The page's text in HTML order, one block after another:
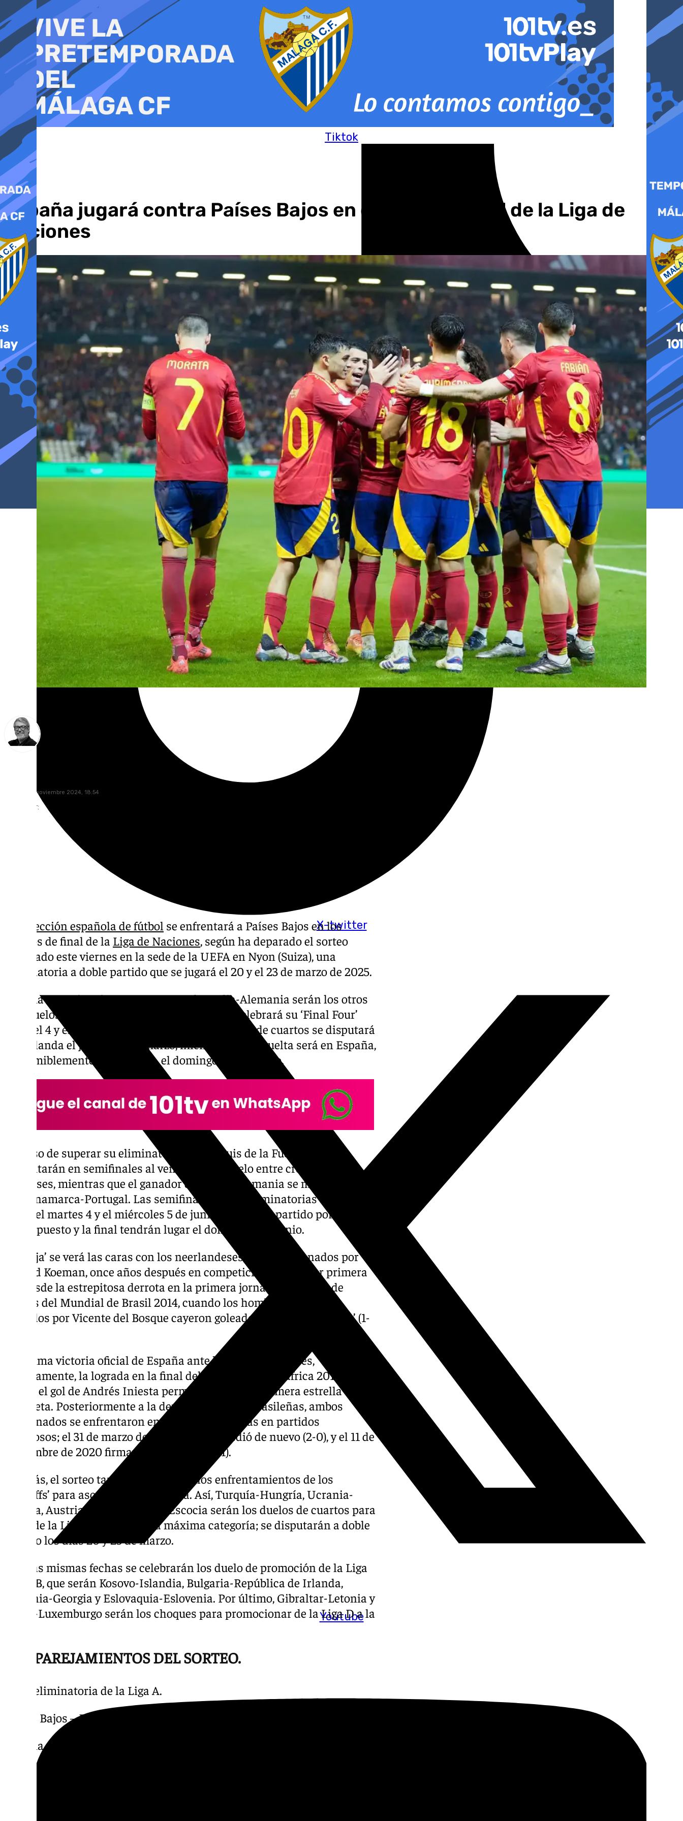
al
contenido
Tiktok
X-twitter
Youtube
España jugará contra Países Bajos en cuartos de final de la Liga de
Naciones
viernes, 22 noviembre 2024, 18:54
Compartir:
selección española de fútbol se enfrentará a Países Bajos en los
cuartos de final de la Liga de Naciones, según ha deparado el sorteo
celebrado este viernes en la sede de la UEFA en Nyon (Suiza), una
eliminatoria a doble partido que se jugará el 20 y el 23 de marzo de 2025.
Croacia-Francia, Dinamarca-Portugal e Italia-Alemania serán los otros
tres duelos de cuartos de la competición, que celebrará su ‘Final Four’
entre el 4 y el 8 de junio. La ida de la eliminatoria de cuartos se disputará
en Holanda el jueves 20 de marzo, mientras que la vuelta será en España,
presumiblemente en Valencia, el domingo 23 de marzo.
En caso de superar su eliminatoria, los de Luis de la Fuente se
enfrentarán en semifinales al vencedor del duelo entre croatas y
franceses, mientras que el ganador del Italia-Alemania se medirá con el
del Dinamarca-Portugal. Las semifinales serán eliminatorias a partido
único el martes 4 y el miércoles 5 de junio de 2025; el partido por el
tercer puesto y la final tendrán lugar el domingo 8 de junio.
‘La Roja’ se verá las caras con los neerlandeses, ahora entrenados por
Ronald Koeman, once años después en competición oficial, por primera
vez desde la estrepitosa derrota en la primera jornada de la fase de
grupos del Mundial de Brasil 2014, cuando los hombres entonces
dirigidos por Vicente del Bosque cayeron goleados frente a la ‘Oranje’ (1-
La última victoria oficial de España ante los neerlandeses es,
precisamente, la lograda en la final del Mundial de Sudáfrica 2010,
donde el gol de Andrés Iniesta permitió bordar su primera estrella en la
camiseta. Posteriormente a la derrota en tierras brasileñas, ambos
combinados se enfrentaron en dos ocasiones más en partidos
amistosos; el 31 de marzo de 2015, España perdió de nuevo (2-0), y el 11 de
noviembre de 2020 firmaron un empate (1-1).
Además, el sorteo también dictaminó los enfrentamientos de los
‘Playoffs’ para ascender de categoría. Así, Turquía-Hungría, Ucrania-
Bélgica, Austria-Serbia y Grecia-Escocia serán los duelos de cuartos para
subir de la Liga B a la Liga A, la máxima categoría; se disputarán a doble
partido los días 20 y 23 de marzo.
En esas mismas fechas se celebrarán los duelo de promoción de la Liga
C a la B, que serán Kosovo-Islandia, Bulgaria-República de Irlanda,
Armenia-Georgia y Eslovaquia-Eslovenia. Por último, Gibraltar-Letonia y
Malta-Luxemburgo serán los choques para promocionar de la Liga D a la
–EMPAREJAMIENTOS DEL SORTEO.
-Fase eliminatoria de la Liga A.
Países Bajos – ESPAÑA.
Croacia – Francia.